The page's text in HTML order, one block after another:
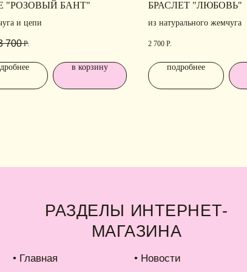
"РОЗОВЫЙ БАНТ"
и цепи
700 Р.
в корзину
БРАСЛЕТ "ЛЮБОВЬ"
из натурального жемчуга
2 700 Р.
подробнее
• Обмен и возврат
• Доставка и оплата
• Рекомендации по уходу